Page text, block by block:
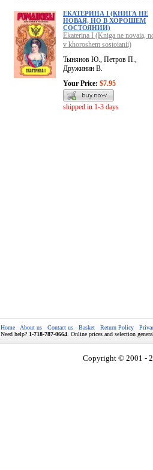
ЕКАТЕРИНА I (КНИГА НЕ
НОВАЯ, НО В ХОРОШЕМ
СОСТОЯНИИ)
Ekaterina I (Kniga ne novaia,
v khoroshem sostoianii)
Тынянов Ю., Петров П.,
Дружинин В.
Your Price: $7.95
shipped in 1-3 days
Home About us Contact us Basket Return Policy
Need help? 1-718-787-0664 . Online prices and selection
Copyright © 2001 -